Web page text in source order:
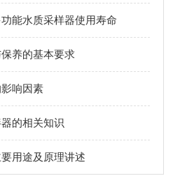
能水质采样器使用寿命
养的基本要求
响因素
的相关知识
用途及原理讲述